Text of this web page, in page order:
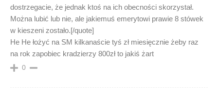
dostrzegacie, że jednak ktoś na ich obecności skorzystał.
Można lubić lub nie, ale jakiemuś emerytowi prawie 8 stówek
w kieszeni zostało.[/quote]
He He łożyć na SM kilkanaście tyś zł miesięcznie żeby raz
na rok zapobiec kradzierzy 800zł to jakiś żart
0